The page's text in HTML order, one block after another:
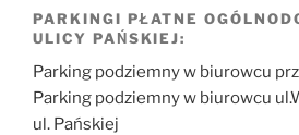
PARKINGI PŁATNE
ULICY PAŃSKIEJ:
Parking podziemny w biurowcu
Parking podziemny w biurowcu
ul. Pańskiej